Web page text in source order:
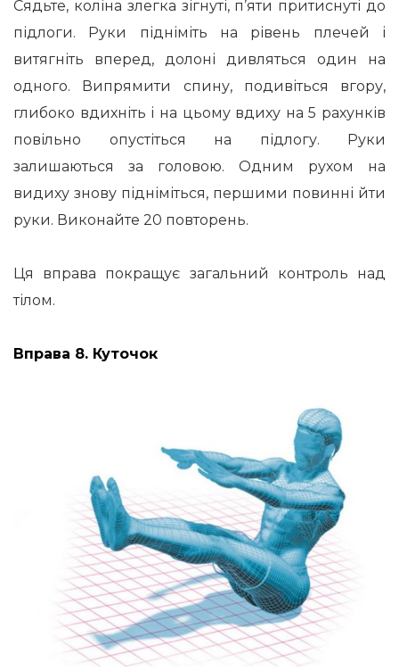
Сядьте, коліна злегка зігнуті, п’яти притиснуті до
підлоги. Руки підніміть на рівень плечей і
витягніть вперед, долоні дивляться один на
одного. Випрямити спину, подивіться вгору,
глибоко вдихніть і на цьому вдиху на 5 рахунків
повільно опустіться на підлогу. Руки
залишаються за головою. Одним рухом на
видиху знову підніміться, першими повинні йти
руки. Виконайте 20 повторень.
Ця вправа покращує загальний контроль над
тілом.
Вправа 8. Куточок